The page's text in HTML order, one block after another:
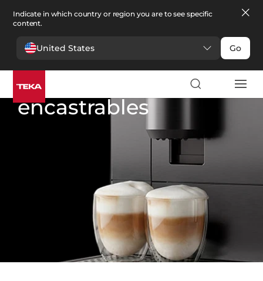
Indicate in which country or region you are to see specific
content.
United States Go
Cocina >Cafeteras encastrables
Cafeteras
encastrables